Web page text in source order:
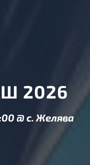
2026
@ с. Желява